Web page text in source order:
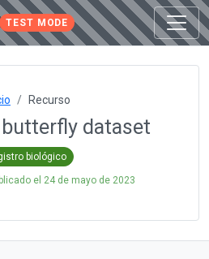
TEST MODE
Recurso
dataset
biológico
el 24 de mayo de 2023